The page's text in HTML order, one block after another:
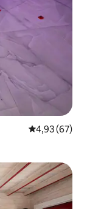
Średnia
4,93 (67)